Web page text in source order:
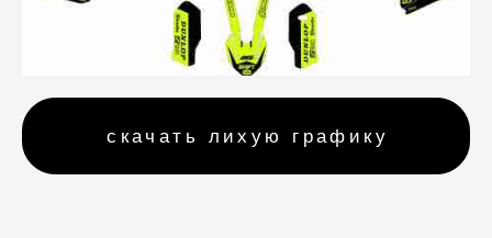
скачать лихую графику